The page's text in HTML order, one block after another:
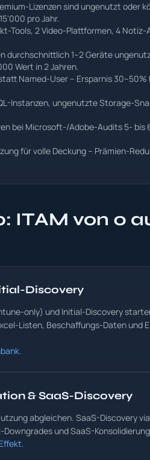
Lizenzen sind ungenutzt oder
pro Jahr.
Tools, 2 Video-Plattformen, 4 Notiz-
durchschnittlich 1–2 Geräte
Wert in 2 Jahren.
Named-User – Ersparnis 30–50%
Instanzen, ungenutzte Storage-
bei Microsoft-/Adobe-Audits 5- bis
für volle Deckung – Prämien-
ITAM von 0
Discovery
only) und Initial-Discovery
Listen, Beschaffungs-Daten und
& SaaS-Discovery
abgleichen. SaaS-Discovery via
und SaaS-